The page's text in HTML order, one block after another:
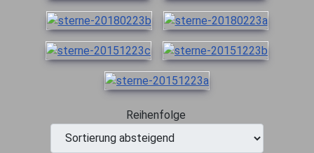
Reihenfolge